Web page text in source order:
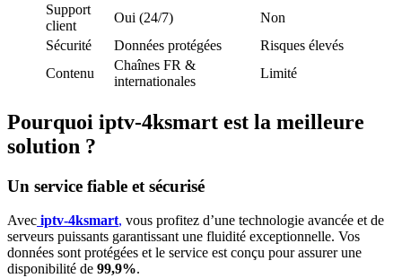
Support
client
Oui (24/7)
Non
Sécurité
Données protégées
Risques élevés
Contenu
Chaînes FR &
internationales
Limité
Pourquoi iptv-4ksmart est la meilleure
solution ?
Un service fiable et sécurisé
Avec iptv-4ksmart, vous profitez d’une technologie avancée et de
serveurs puissants garantissant une fluidité exceptionnelle. Vos
données sont protégées et le service est conçu pour assurer une
disponibilité de 99,9%.